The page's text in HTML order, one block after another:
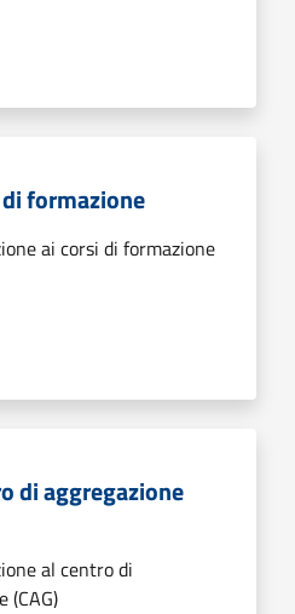
formazione
ai corsi di formazione
di aggregazione
al centro di
(CAG)